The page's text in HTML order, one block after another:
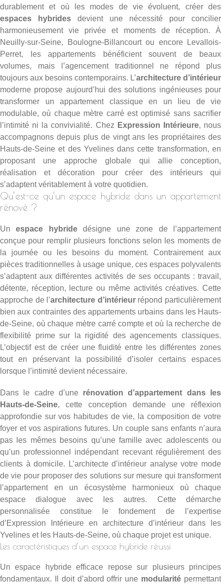
durablement et où les modes de vie évoluent, créer des
espaces hybrides devient une nécessité pour concilier
harmonieusement vie privée et moments de réception. À
Neuilly-sur-Seine, Boulogne-Billancourt ou encore Levallois-
Perret, les appartements bénéficient souvent de beaux
volumes, mais l’agencement traditionnel ne répond plus
toujours aux besoins contemporains. L’architecture d’intérieur
moderne propose aujourd’hui des solutions ingénieuses pour
transformer un appartement classique en un lieu de vie
modulable, où chaque mètre carré est optimisé sans sacrifier
l’intimité ni la convivialité. Chez Expression Intérieure, nous
accompagnons depuis plus de vingt ans les propriétaires des
Hauts-de-Seine et des Yvelines dans cette transformation, en
proposant une approche globale qui allie conception,
réalisation et décoration pour créer des intérieurs qui
s’adaptent véritablement à votre quotidien.
Qu’est-ce qu’un espace hybride dans un appartement
rénové ?
Unespace hybridedésigne une zone de l’appartement
conçue pour remplir plusieurs fonctions selon les moments de
la journée ou les besoins du moment. Contrairement aux
pièces traditionnelles à usage unique, ces espaces polyvalents
s’adaptent aux différentes activités de ses occupants : travail,
détente, réception, lecture ou même activités créatives. Cette
approche de l’architecture d’intérieurrépond particulièrement
bien aux contraintes des appartements urbains dans les Hauts-
de-Seine, où chaque mètre carré compte et où la recherche de
flexibilité prime sur la rigidité des agencements classiques.
L’objectif est de créer une fluidité entre les différentes zones
tout en préservant la possibilité d’isoler certains espaces
lorsque l’intimité devient nécessaire.
Dans le cadre d’une rénovation d’appartement dans les
Hauts-de-Seine, cette conception demande une réflexion
approfondie sur vos habitudes de vie, la composition de votre
foyer et vos aspirations futures. Un couple sans enfants n’aura
pas les mêmes besoins qu’une famille avec adolescents ou
qu’un professionnel indépendant recevant régulièrement des
clients à domicile. L’architecte d’intérieur analyse votre mode
de vie pour proposer des solutions sur mesure qui transforment
l’appartement en un écosystème harmonieux où chaque
espace dialogue avec les autres. Cette démarche
personnalisée constitue le fondement de l’expertise
d’Expression Intérieure en architecture d’intérieur dans les
Yvelines et les Hauts-de-Seine, où chaque projet est unique.
Les caractéristiques d’un espace hybride réussi
Un espace hybride efficace repose sur plusieurs principes
fondamentaux. Il doit d’abord offrir une modularité permettant